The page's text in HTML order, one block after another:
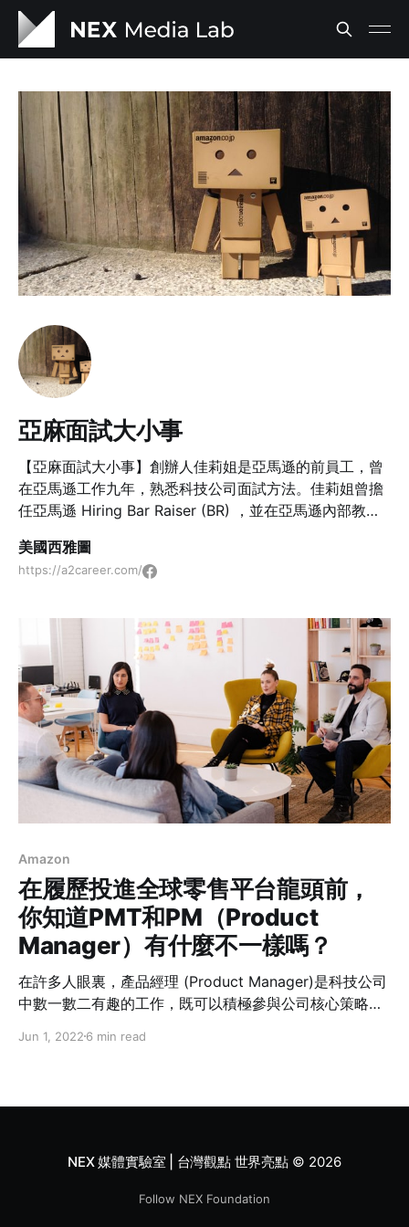
亞麻面試大小事
【亞麻面試大小事】創辦人佳莉姐是亞馬遜的前員工，曾
在亞馬遜工作九年，熟悉科技公司面試方法。佳莉姐曾擔
任亞馬遜 Hiring Bar Raiser (BR) ，並在亞馬遜內部教授
在從亞馬遜畢業後，成立粉絲頁，分享美國科技大廠的求
職大小事。佳莉姐在台灣長大，曾在美國念MBA，曾在中
美國西雅圖
https://a2career.com/
Amazon
在履歷投進全球零售平台龍頭前，
你知道PMT和PM（Product
Manager）有什麼不一樣嗎？
在許多人眼裏，產品經理 (Product Manager)是科技公司
中數一數二有趣的工作，既可以積極參與公司核心策略，
Product Manager的工作，只有亞馬遜有把Product
篇文章就來跟大家分享在亞馬遜，PM與PMT的差別吧！
Jun 1, 2022 6 min read
NEX 媒體實驗室 | 台灣觀點 世界亮點© 2026
Follow NEX Foundation